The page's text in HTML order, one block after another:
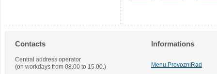
Contacts
Central address operator
(on workdays from 08.00 to 15.00.)
Informations
Menu.ProvozniRad